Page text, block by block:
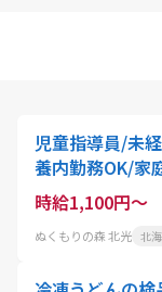
児童指導員/未
養内勤務OK/家
時給1,100円～
ぬくもりの森 北光 北